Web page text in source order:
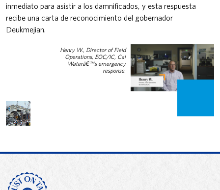
inmediato para asistir a los damnificados, y esta respuesta
recibe una carta de reconocimiento del gobernador
Deukmejian.